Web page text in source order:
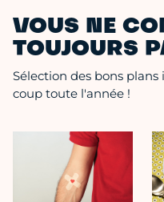
VOUS NE
TOUJOURS
Sélection des bons
coup toute l'année !